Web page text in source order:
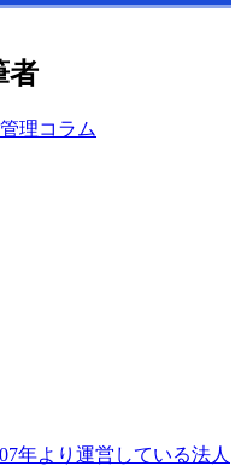
者
理コラム
年より運営している法人